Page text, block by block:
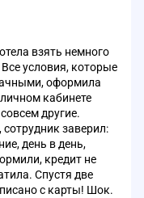
взять немного
условия, которые
оформила
кабинете
другие.
заверил:
день в день,
кредит не
Спустя две
с карты! Шок.